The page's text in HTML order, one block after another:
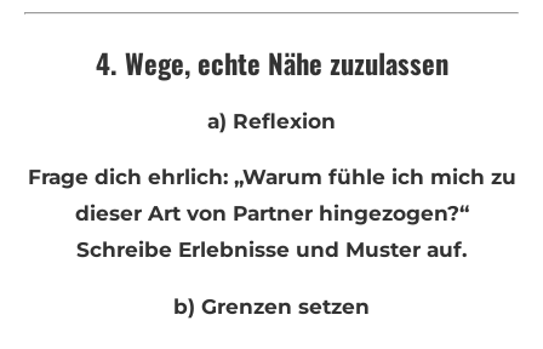
4. Wege, echte Nähe zuzulassen
a) Reflexion
Frage dich ehrlich: „Warum fühle ich mich zu
dieser Art von Partner hingezogen?“
Schreibe Erlebnisse und Muster auf.
b) Grenzen setzen